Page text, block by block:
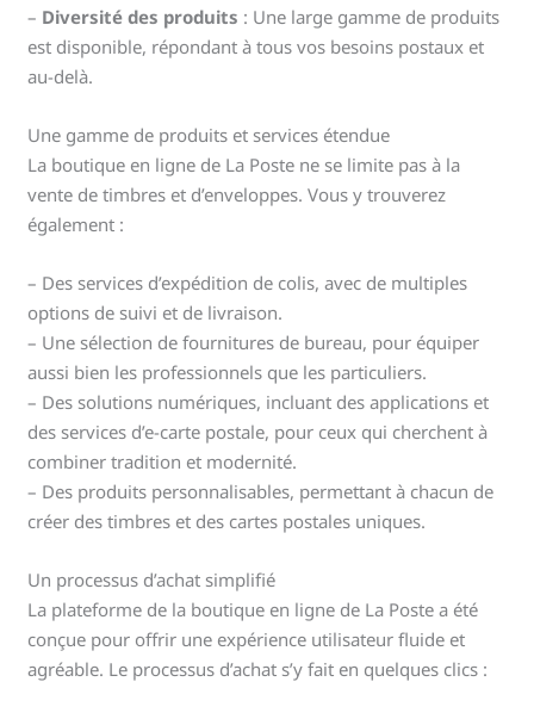
– Diversité des produits : Une large gamme de produits
est disponible, répondant à tous vos besoins postaux et
au-delà.
Une gamme de produits et services étendue
La boutique en ligne de La Poste ne se limite pas à la
vente de timbres et d’enveloppes. Vous y trouverez
également :
– Des services d’expédition de colis, avec de multiples
options de suivi et de livraison.
– Une sélection de fournitures de bureau, pour équiper
aussi bien les professionnels que les particuliers.
– Des solutions numériques, incluant des applications et
des services d’e-carte postale, pour ceux qui cherchent à
combiner tradition et modernité.
– Des produits personnalisables, permettant à chacun de
créer des timbres et des cartes postales uniques.
Un processus d’achat simplifié
La plateforme de la boutique en ligne de La Poste a été
conçue pour offrir une expérience utilisateur fluide et
agréable. Le processus d’achat s’y fait en quelques clics :